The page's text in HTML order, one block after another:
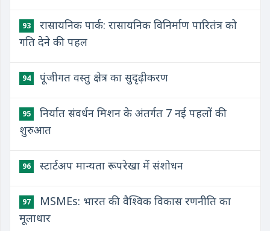
93
रासायनिक पार्क: रासायनिक विनिर्माण पारितंत्र को
गति देने की पहल
94 पूंजीगत वस्तु क्षेत्र का सुदृढ़ीकरण
95
निर्यात संवर्धन मिशन के अंतर्गत 7 नई पहलों की
शुरुआत
96 स्टार्टअप मान्यता रूपरेखा में संशोधन
97
MSMEs: भारत की वैश्विक विकास रणनीति का
मूलाधार